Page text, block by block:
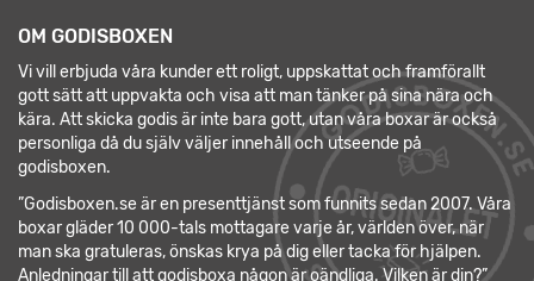
OM GODISBOXEN
Vi vill erbjuda våra kunder ett roligt, uppskattat och framförallt
gott sätt att uppvakta och visa att man tänker på sina nära och
kära. Att skicka godis är inte bara gott, utan våra boxar är också
personliga då du själv väljer innehåll och utseende på
godisboxen.
”Godisboxen.se är en presenttjänst som funnits sedan 2007. Våra
boxar gläder 10 000-tals mottagare varje år, världen över, när
man ska gratuleras, önskas krya på dig eller tacka för hjälpen.
Anledningar till att godisboxa någon är oändliga. Vilken är din?”